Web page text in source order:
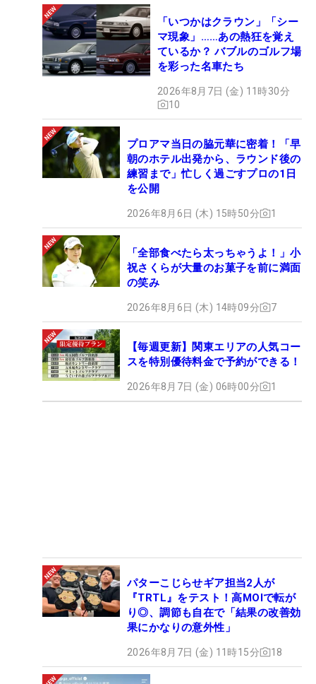
「いつかはクラウン」「シー
マ現象」……あの熱狂を覚え
ているか？ バブルのゴルフ場
を彩った名車たち
2026年8月7日 (金) 11時30分
10
プロアマ当日の脇元華に密着！「早
朝のホテル出発から、ラウンド後の
練習まで」忙しく過ごすプロの1日
を公開
2026年8月6日 (木) 15時50分 1
「全部食べたら太っちゃうよ！」小
祝さくらが大量のお菓子を前に満面
の笑み
2026年8月6日 (木) 14時09分 7
【毎週更新】関東エリアの人気コー
スを特別優待料金で予約ができる！
2026年8月7日 (金) 06時00分 1
パターこじらせギア担当2人が
『TRTL』をテスト！高MOIで転が
り◎、調節も自在で「結果の改善効
果にかなりの意外性」
2026年8月7日 (金) 11時15分 18